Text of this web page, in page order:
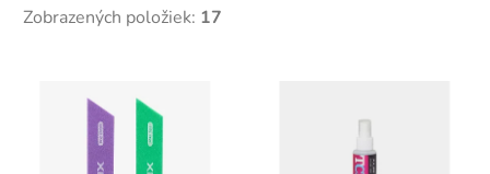
Zobrazených položiek: 17